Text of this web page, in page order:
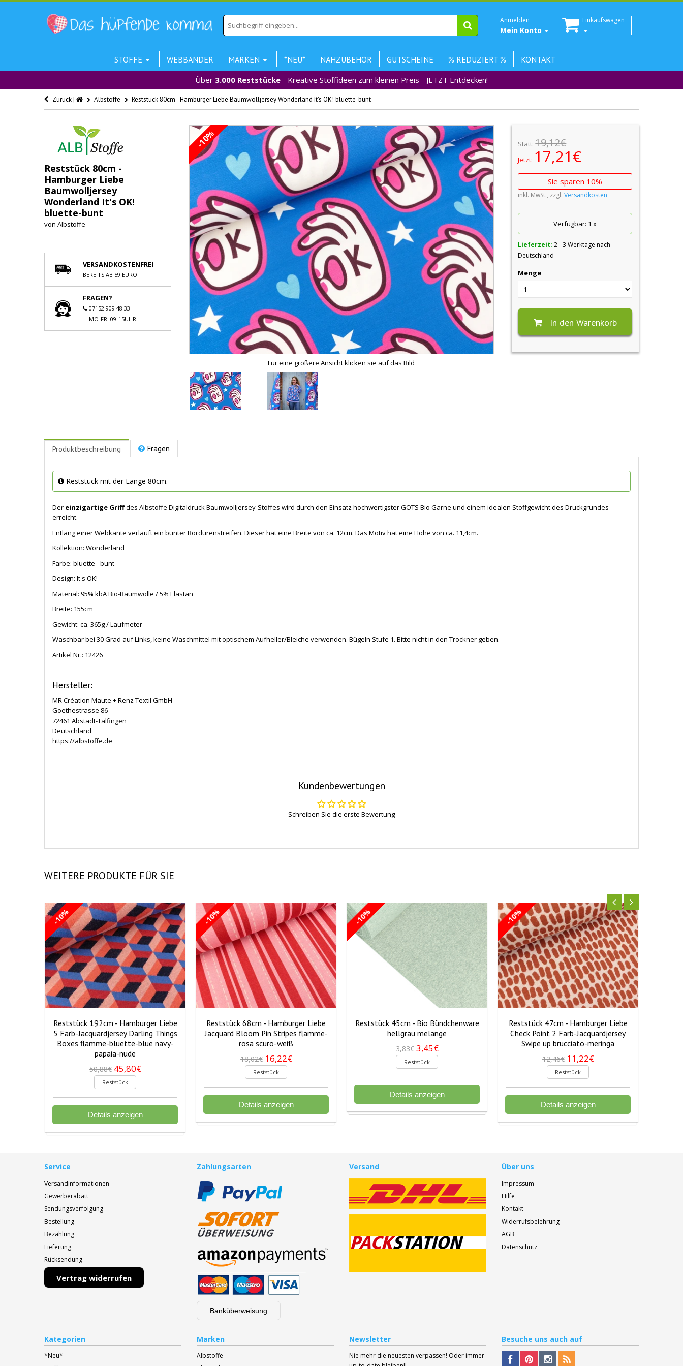
Anmelden
Mein Konto
Einkaufswagen
STOFFE WEBBÄNDER MARKEN *NEU* NÄHZUBEHÖR GUTSCHEINE % REDUZIERT %
KONTAKT
Über 3.000 Reststücke - Kreative Stoffideen zum kleinen Preis - JETZT Entdecken!
Zurück | Albstoffe Reststück 80cm - Hamburger Liebe Baumwolljersey Wonderland It's OK! bluette-bunt
Reststück 80cm -
Hamburger Liebe
Baumwolljersey
Wonderland It's OK!
bluette-bunt
von Albstoffe
VERSANDKOSTENFREI
BEREITS AB 59 EURO
FRAGEN?
07152 909 48 33
MO-FR: 09-15UHR
-10%
Für eine größere Ansicht klicken sie auf das Bild
Statt:19,12€
Jetzt: 17,21€
Sie sparen 10%
inkl. MwSt., zzgl.Versandkosten
Verfügbar: 1 x
Lieferzeit:2 - 3 Werktage nach
Deutschland
Menge
In den Warenkorb
Produktbeschreibung Fragen
Reststück mit der Länge 80cm.
Der einzigartige Griffdes Albstoffe Digitaldruck Baumwolljersey-Stoffes wird durch den Einsatz hochwertigster GOTS Bio Garne und einem idealen Stoffgewicht des Druckgrundes
erreicht.
Entlang einer Webkante verläuft ein bunter Bordürenstreifen. Dieser hat eine Breite von ca. 12cm. Das Motiv hat eine Höhe von ca. 11,4cm.
Kollektion: Wonderland
Farbe: bluette - bunt
Design: It's OK!
Material: 95% kbA Bio-Baumwolle / 5% Elastan
Breite: 155cm
Gewicht: ca. 365g / Laufmeter
Waschbar bei 30 Grad auf Links, keine Waschmittel mit optischem Aufheller/Bleiche verwenden. Bügeln Stufe 1. Bitte nicht in den Trockner geben.
Artikel Nr.: 12426
Hersteller:
MR Création Maute + Renz Textil GmbH
Goethestrasse 86
72461 Abstadt-Talfingen
Deutschland
https://albstoffe.de
Kundenbewertungen
Schreiben Sie die erste Bewertung
WEITERE PRODUKTE FÜR SIE
-10%
Reststück 192cm - Hamburger Liebe
5 Farb-Jacquardjersey Darling Things
Boxes flamme-bluette-blue navy-
papaia-nude
50,88€ 45,80€
Reststück
Details anzeigen
-10%
Reststück 68cm - Hamburger Liebe
Jacquard Bloom Pin Stripes flamme-
rosa scuro-weiß
18,02€ 16,22€
Reststück
Details anzeigen
-10%
Reststück 45cm - Bio Bündchenware
hellgrau melange
3,83€ 3,45€
Reststück
Details anzeigen
-10%
Reststück 47cm - Hamburger Liebe
Check Point 2 Farb-Jacquardjersey
Swipe up brucciato-meringa
12,46€ 11,22€
Reststück
Details anzeigen
Service
Versandinformationen
Gewerberabatt
Sendungsverfolgung
Bestellung
Bezahlung
Lieferung
Rücksendung
Vertrag widerrufen
Zahlungsarten
Banküberweisung
Versand Über uns
Impressum
Hilfe
Kontakt
Widerrufsbelehrung
AGB
Datenschutz
Kategorien
*Neu*
Marken
Albstoffe
Newsletter
Nie mehr die neuesten verpassen! Oder immer
Besuche uns auch auf